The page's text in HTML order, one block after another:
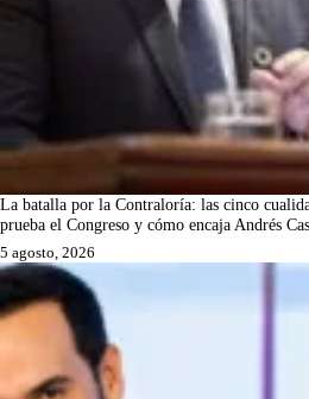
La batalla por la Contraloría: las cinco
prueba el Congreso y cómo encaja Andrés
5 agosto, 2026